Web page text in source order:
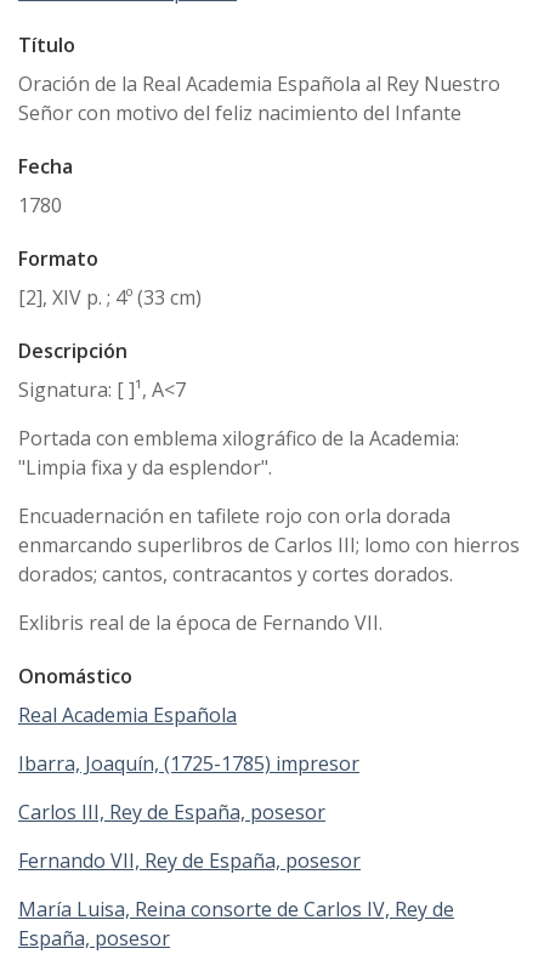
Título
Oración de la Real Academia Española al Rey Nuestro
Señor con motivo del feliz nacimiento del Infante
Fecha
1780
Formato
[2], XIV p. ; 4º (33 cm)
Descripción
Signatura: [ ]¹, A<7
Portada con emblema xilográfico de la Academia:
"Limpia fixa y da esplendor".
Encuadernación en tafilete rojo con orla dorada
enmarcando superlibros de Carlos III; lomo con hierros
dorados; cantos, contracantos y cortes dorados.
Exlibris real de la época de Fernando VII.
Onomástico
Real Academia Española
Ibarra, Joaquín, (1725-1785) impresor
Carlos III, Rey de España, posesor
Fernando VII, Rey de España, posesor
María Luisa, Reina consorte de Carlos IV, Rey de
España, posesor